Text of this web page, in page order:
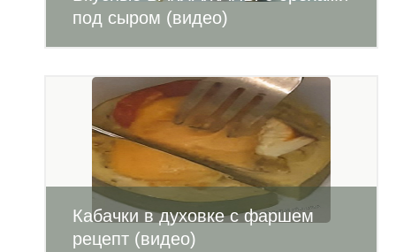
под сыром (видео)
Кабачки в духовке с фаршем
рецепт (видео)